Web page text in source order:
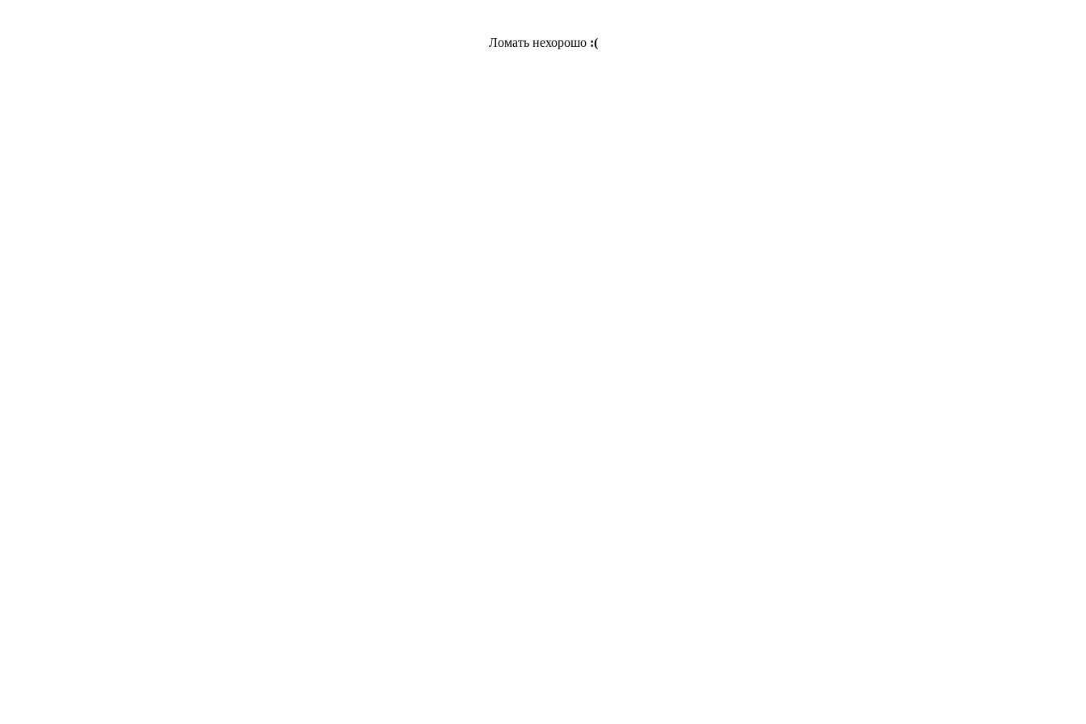
Ломать нехорошо :(